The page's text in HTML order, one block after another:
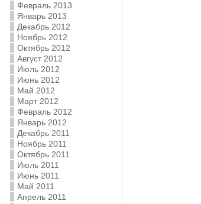
Февраль 2013
Январь 2013
Декабрь 2012
Ноябрь 2012
Октябрь 2012
Август 2012
Июль 2012
Июнь 2012
Май 2012
Март 2012
Февраль 2012
Январь 2012
Декабрь 2011
Ноябрь 2011
Октябрь 2011
Июль 2011
Июнь 2011
Май 2011
Апрель 2011